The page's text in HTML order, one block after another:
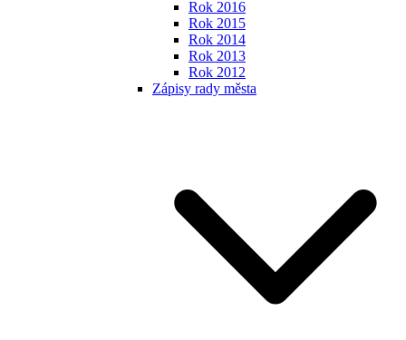
Rok 2016
Rok 2015
Rok 2014
Rok 2013
Rok 2012
Zápisy rady města